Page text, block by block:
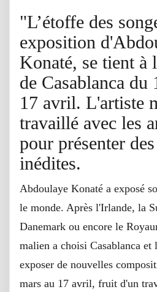
"L’étoffe des
exposition
Konaté, se tient à
de Casablanca du
17 avril. L'artiste
travaillé avec les
pour présenter
inédites.
Abdoulaye Konaté a exposé
le monde. Après l'Irlande, la
Danemark ou encore le
malien a choisi Casablanca et
exposer de nouvelles
mars au 17 avril, fruit d'un